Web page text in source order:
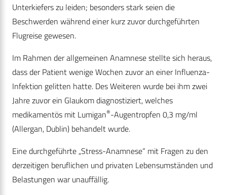
Unterkiefers zu leiden; besonders stark seien die
Beschwerden während einer kurz zuvor durchgeführten
Flugreise gewesen.
Im Rahmen der allgemeinen Anamnese stellte sich heraus,
dass der Patient wenige Wochen zuvor an einer Influenza-
Infektion gelitten hatte. Des Weiteren wurde bei ihm zwei
Jahre zuvor ein Glaukom diagnostiziert, welches
medikamentös mit Lumigan®-Augentropfen 0,3 mg/ml
(Allergan, Dublin) behandelt wurde.
Eine durchgeführte „Stress-Anamnese“ mit Fragen zu den
derzeitigen beruflichen und privaten Lebensumständen und
Belastungen war unauffällig.